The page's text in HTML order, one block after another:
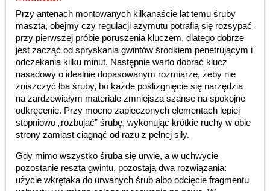
Przy antenach montowanych kilkanaście lat temu śruby
maszta, obejmy czy regulacji azymutu potrafią się rozsypać
przy pierwszej próbie poruszenia kluczem, dlatego dobrze
jest zacząć od spryskania gwintów środkiem penetrującym i
odczekania kilku minut. Następnie warto dobrać klucz
nasadowy o idealnie dopasowanym rozmiarze, żeby nie
zniszczyć łba śruby, bo każde poślizgnięcie się narzędzia
na zardzewiałym materiale zmniejsza szanse na spokojne
odkręcenie. Przy mocno zapieczonych elementach lepiej
stopniowo „rozbujać” śrubę, wykonując krótkie ruchy w obie
strony zamiast ciągnąć od razu z pełnej siły.
Gdy mimo wszystko śruba się urwie, a w uchwycie
pozostanie reszta gwintu, pozostają dwa rozwiązania:
użycie wkrętaka do urwanych śrub albo odcięcie fragmentu